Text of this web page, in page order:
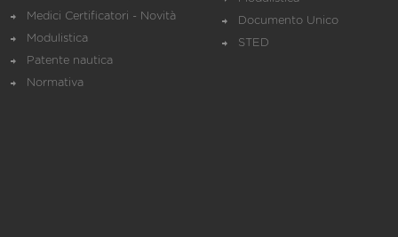
Medici Certificatori - Novità
Modulistica
Patente nautica
Normativa
Documento Unico
STED